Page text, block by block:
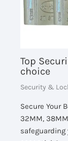
Top
choice
Security &
Secure Your
32MM,